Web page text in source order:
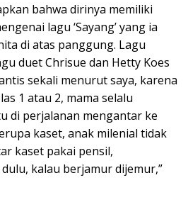
bahwa dirinya memiliki
lagu ‘Sayang’ yang ia
di atas panggung. Lagu
duet Chrisue dan Hetty Koes
sekali menurut saya, karena
1 atau 2, mama selalu
di perjalanan mengantar ke
kaset, anak milenial tidak
kaset pakai pensil,
kalau berjamur dijemur,”